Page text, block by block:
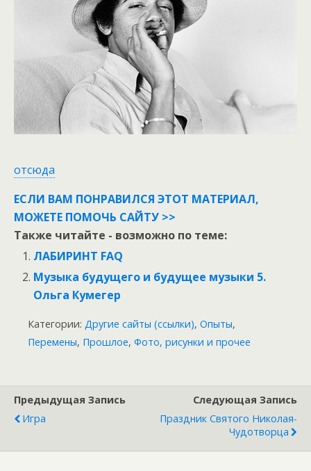
отсюда
ЕСЛИ ВАМ ПОНРАВИЛСЯ ЭТОТ МАТЕРИАЛ,
МОЖЕТЕ ПОМОЧЬ САЙТУ >>
Также читайте - возможно по теме:
ЛАБИРИНТ FAQ
Музыка будущего и будущее музыки 5.
Ольга Кумегер
Категории: Другие сайты (ссылки), Опыты,
Перемены, Прошлое, Фото, рисунки и прочее
Предыдущая Запись
Игра
Следующая Запись
Праздник Святого Николая-
Чудотворца